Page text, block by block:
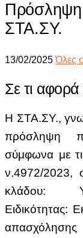
Πρόσληψη
ΣΤΑ.ΣΥ.
13/02/2025 Όλες
Σε τι
Η ΣΤΑ.ΣΥ.,
πρόσληψη
σύμφωνα με
ν.4972/2023,
κλάδου:
Ειδικότητας:
απασχόλησης